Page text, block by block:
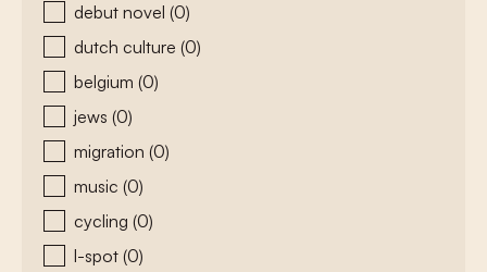
debut novel (0)
dutch culture (0)
belgium (0)
jews (0)
migration (0)
music (0)
cycling (0)
l-spot (0)